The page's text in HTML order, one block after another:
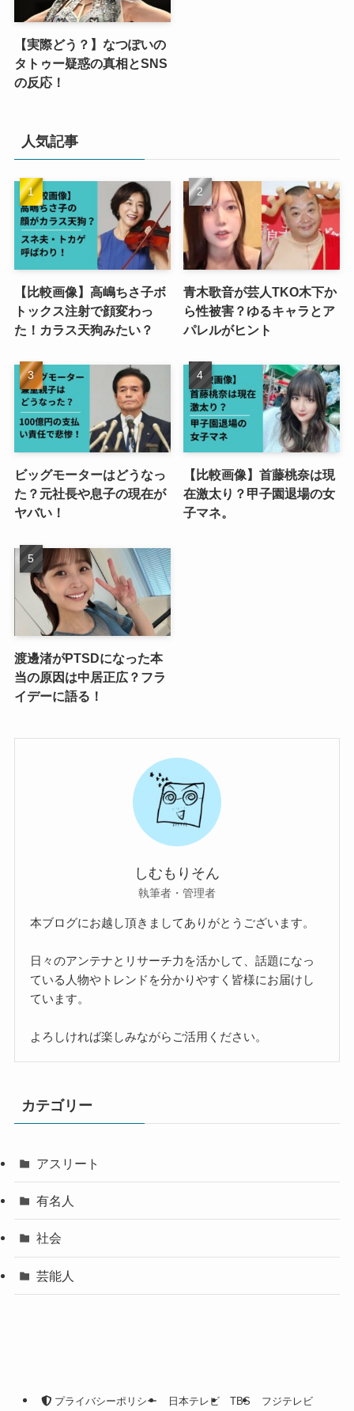
【実際どう？】なつぽいの
タトゥー疑惑の真相とSNS
の反応！
人気記事
【比較画像】高嶋ちさ子ボ
トックス注射で顔変わっ
た！カラス天狗みたい？
青木歌音が芸人TKO木下か
ら性被害？ゆるキャラとア
パレルがヒント
ビッグモーターはどうなっ
た？元社長や息子の現在が
ヤバい！
【比較画像】首藤桃奈は現
在激太り？甲子園退場の女
子マネ。
渡邊渚がPTSDになった本
当の原因は中居正広？フラ
イデーに語る！
しむもりそん
執筆者・管理者
本ブログにお越し頂きましてありがとうございます。
日々のアンテナとリサーチ力を活かして、話題になっ
ている人物やトレンドを分かりやすく皆様にお届けし
ています。
よろしければ楽しみながらご活用ください。
カテゴリー
アスリート
有名人
社会
芸能人
プライバシーポリシー 日本テレビ TBS フジテレビ